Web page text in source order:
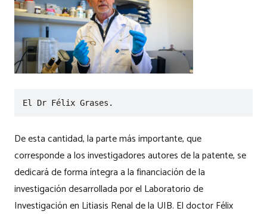
El Dr Félix Grases.
De esta cantidad, la parte más importante, que
corresponde a los investigadores autores de la patente, se
dedicará de forma íntegra a la financiación de la
investigación desarrollada por el Laboratorio de
Investigación en Litiasis Renal de la UIB. El doctor Félix